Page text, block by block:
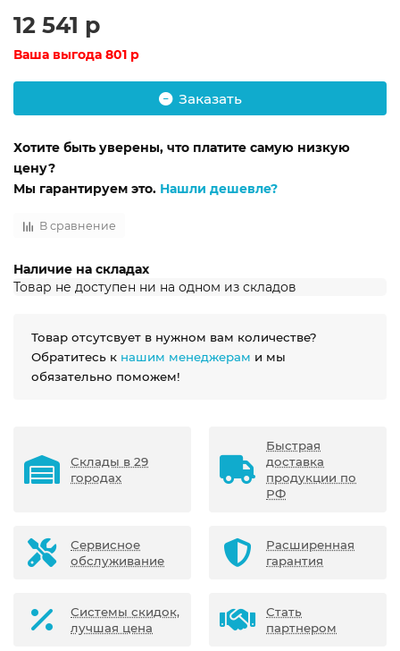
12 541 р
Ваша выгода 801 р
Заказать
Хотите быть уверены, что платите самую низкую
цену?
Мы гарантируем это. Нашли дешевле?
В сравнение
Наличие на складах
Товар не доступен ни на одном из складов
Товар отсутсвует в нужном вам количестве?
Обратитесь к нашим менеджерам и мы
обязательно поможем!
Склады в 29
городах
Быстрая
доставка
продукции по
РФ
Сервисное
обслуживание
Расширенная
гарантия
Системы скидок,
лучшая цена
Стать
партнером